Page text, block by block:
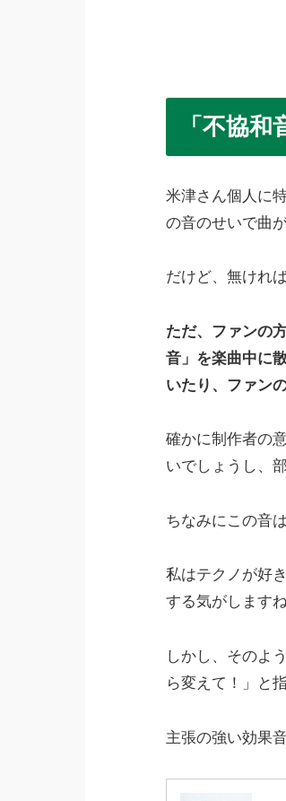
「不協
米津さん個人に
の音のせいで曲
だけど、無けれ
ただ、ファンの
音」を楽曲中に
いたり、ファン
確かに制作者の
いでしょうし、
ちなみにこの音
私はテクノが好
する気がしますね
しかし、そのよ
ら変えて！」と
主張の強い効果